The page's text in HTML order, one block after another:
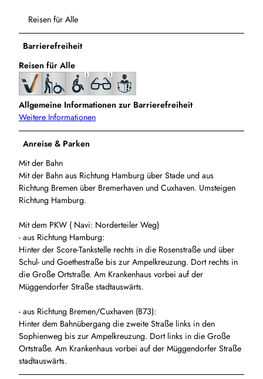
Reisen für Alle
Barrierefreiheit
Reisen für Alle
Allgemeine Informationen zur Barrierefreiheit
Weitere Informationen
Anreise & Parken
Mit der Bahn
Mit der Bahn aus Richtung Hamburg über Stade und aus
Richtung Bremen über Bremerhaven und Cuxhaven. Umsteigen
Richtung Hamburg.
Mit dem PKW ( Navi: Norderteiler Weg)
- aus Richtung Hamburg:
Hinter der Score-Tankstelle rechts in die Rosenstraße und über
Schul- und Goethestraße bis zur Ampelkreuzung. Dort rechts in
die Große Ortstraße. Am Krankenhaus vorbei auf der
Müggendorfer Straße stadtauswärts.
- aus Richtung Bremen/Cuxhaven (B73):
Hinter dem Bahnübergang die zweite Straße links in den
Sophienweg bis zur Ampelkreuzung. Dort links in die Große
Ortstraße. Am Krankenhaus vorbei auf der Müggendorfer Straße
stadtauswärts.